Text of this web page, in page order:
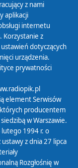
z nami
aplikacji
internetu
Korzystanie z
dotyczących
urządzenia.
prywatności
element Serwisów
producentem
w Warszawie.
lutego 1994 r. o
z dnia 27 lipca
Rozgłośnię w